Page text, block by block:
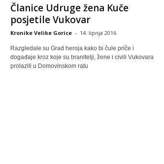
Članice Udruge žena Kuče
posjetile Vukovar
Kronike Velike Gorice - 14. lipnja 2016
Razgledale su Grad heroja kako bi čule priče i
događaje kroz koje su branitelji, žene i civili Vukovara
prolazili u Domovinskom ratu